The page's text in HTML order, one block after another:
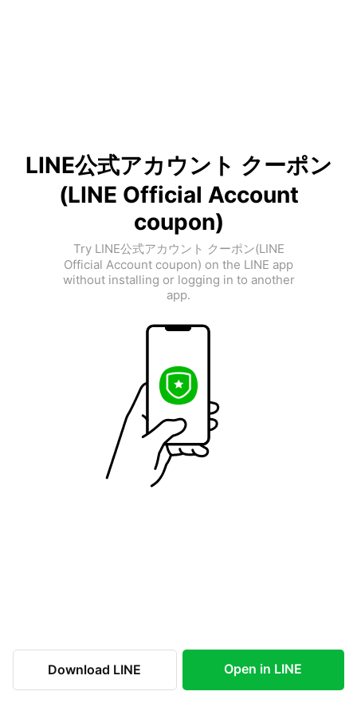
LINE公式アカウント クーポン
(LINE Official Account
coupon)
Try LINE公式アカウント クーポン(LINE
Official Account coupon) on the LINE app
without installing or logging in to another
app.
Download LINE Open in LINE